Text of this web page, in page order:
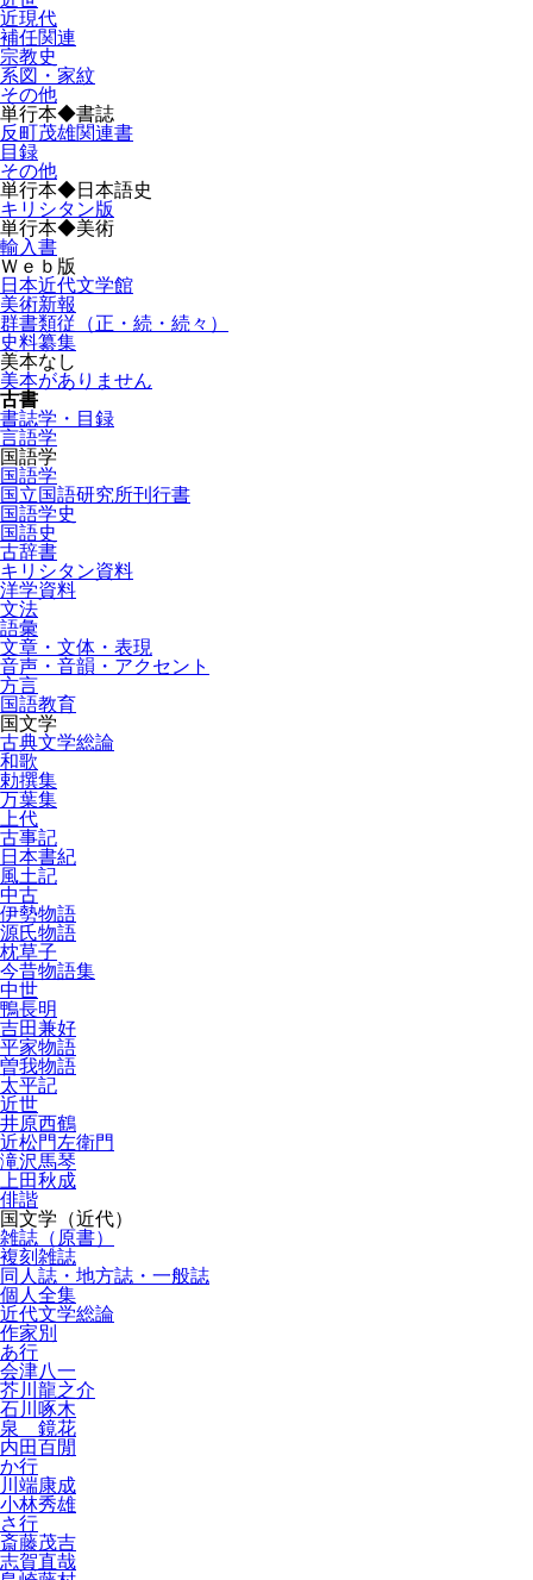
近現代
補任関連
宗教史
系図・家紋
その他
単行本◆書誌
反町茂雄関連書
目録
その他
単行本◆日本語史
キリシタン版
単行本◆美術
輸入書
Ｗｅｂ版
日本近代文学館
美術新報
群書類従（正・続・続々）
史料纂集
美本なし
美本がありません
古書
書誌学・目録
言語学
国語学
国語学
国立国語研究所刊行書
国語学史
国語史
古辞書
キリシタン資料
洋学資料
文法
語彙
文章・文体・表現
音声・音韻・アクセント
方言
国語教育
国文学
古典文学総論
和歌
勅撰集
万葉集
上代
古事記
日本書紀
風土記
中古
伊勢物語
源氏物語
枕草子
今昔物語集
中世
鴨長明
吉田兼好
平家物語
曽我物語
太平記
近世
井原西鶴
近松門左衛門
滝沢馬琴
上田秋成
俳諧
国文学（近代）
雑誌（原書）
複刻雑誌
同人誌・地方誌・一般誌
個人全集
近代文学総論
作家別
あ行
会津八一
芥川龍之介
石川啄木
泉 鏡花
内田百閒
か行
川端康成
小林秀雄
さ行
斎藤茂吉
志賀直哉